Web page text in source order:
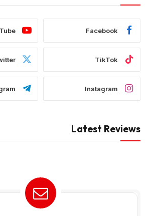
Facebook
TikTok
Instagram
Latest Reviews